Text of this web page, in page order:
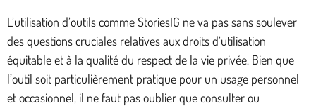
L’utilisation d’outils comme StoriesIG ne va pas sans soulever
des questions cruciales relatives aux droits d’utilisation
équitable et à la qualité du respect de la vie privée. Bien que
l’outil soit particulièrement pratique pour un usage personnel
et occasionnel, il ne faut pas oublier que consulter ou